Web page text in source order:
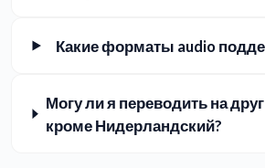
Какие форматы audio
Могу ли я переводить на
кроме Нидерландский?